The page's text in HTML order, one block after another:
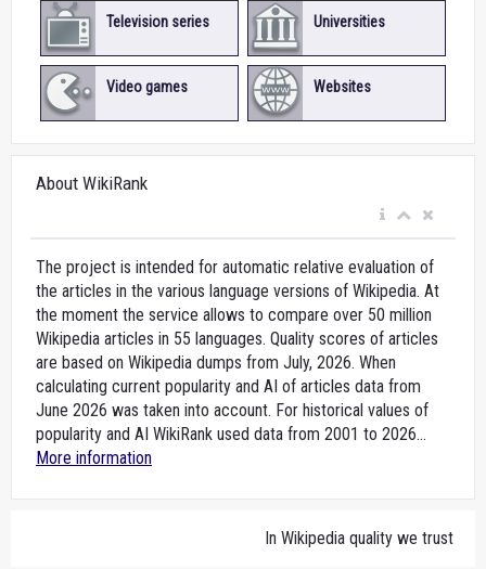
Television series Universities
Video games Websites
About WikiRank
The project is intended for automatic relative evaluation of
the articles in the various language versions of Wikipedia. At
the moment the service allows to compare over 50 million
Wikipedia articles in 55 languages. Quality scores of articles
are based on Wikipedia dumps from July, 2026. When
calculating current popularity and AI of articles data from
June 2026 was taken into account. For historical values of
popularity and AI WikiRank used data from 2001 to 2026...
More information
In Wikipedia quality we trust